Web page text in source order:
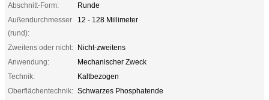
Abschnitt-Form:
Runde
Außendurchmesser
(rund):
12 - 128 Millimeter
Zweitens oder nicht: Nicht-zweitens
Anwendung:
Mechanischer Zweck
Technik:
Kaltbezogen
Oberflächentechnik: Schwarzes Phosphatende